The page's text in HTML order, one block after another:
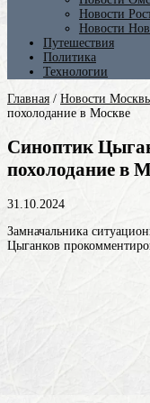
Новости
Новости
Путешествия
Политика
Технологии
Главная / Новости
похолодание в Москве
Синоптик
похолодание в
31.10.2024
Замначальника
Цыганков